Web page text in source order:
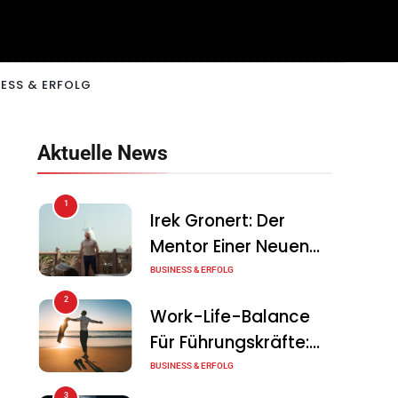
& ERFOLG
Aktuelle News
1
Irek Gronert: Der
Mentor Einer Neuen
Generation Von
BUSINESS & ERFOLG
2
Work-Life-Balance
Für Führungskräfte:
Illusion Oder Echte
BUSINESS & ERFOLG
3